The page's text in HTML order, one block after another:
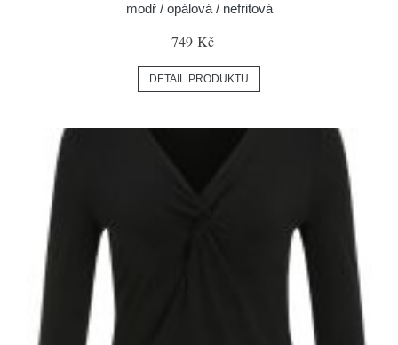
modř / opálová / nefritová
749 Kč
DETAIL PRODUKTU